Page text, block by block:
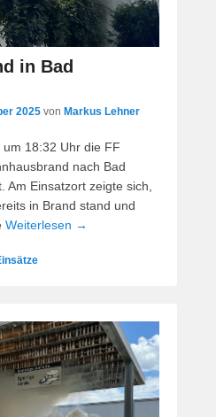
in Bad
2025 von Markus Lehner
18:32 Uhr die FF
nach Bad
Am Einsatzort zeigte sich,
in Brand stand und
Weiterlesen →